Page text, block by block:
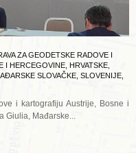
ZA GEODETSKE RADOVE I
HERCEGOVINE, HRVATSKE,
SLOVAČKE, SLOVENIJE,
i kartografiju Austrije, Bosne i
Giulia, Mađarske...